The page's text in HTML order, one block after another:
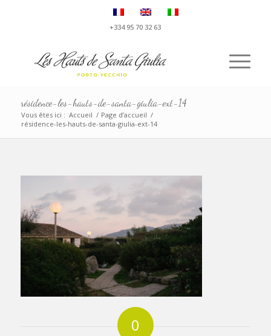
+334 95 70 32 63
résidence-les-hauts-de-santa-giulia-ext-14
Vous êtes ici : Accueil / Page d’accueil /
résidence-les-hauts-de-santa-giulia-ext-14
0